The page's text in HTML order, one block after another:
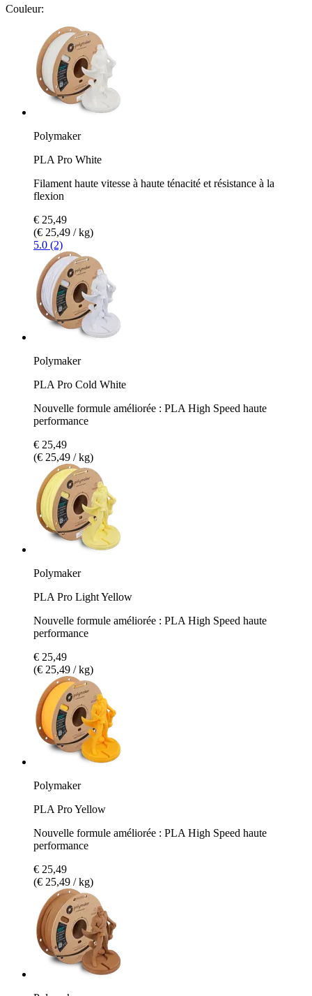
Couleur:
Polymaker
PLA Pro White
Filament haute vitesse à haute ténacité et résistance à la
flexion
€ 25,49
(€ 25,49 / kg)
5.0 (2)
Polymaker
PLA Pro Cold White
Nouvelle formule améliorée : PLA High Speed haute
performance
€ 25,49
(€ 25,49 / kg)
Polymaker
PLA Pro Light Yellow
Nouvelle formule améliorée : PLA High Speed haute
performance
€ 25,49
(€ 25,49 / kg)
Polymaker
PLA Pro Yellow
Nouvelle formule améliorée : PLA High Speed haute
performance
€ 25,49
(€ 25,49 / kg)